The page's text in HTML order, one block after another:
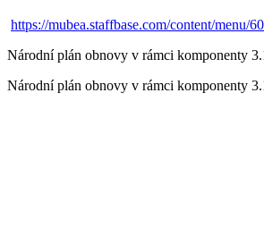
https://mubea.staffbase.com/content/menu/
Národní plán obnovy v rámci komponenty
Národní plán obnovy v rámci komponenty